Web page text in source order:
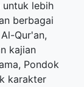
untuk lebih
berbagai
Qur'an,
kajian
Pondok
karakter